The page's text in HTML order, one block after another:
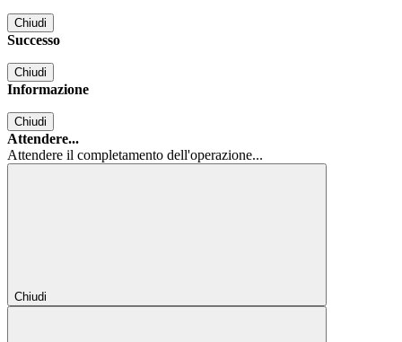
Chiudi
Successo
Chiudi
Informazione
Chiudi
Attendere...
Attendere il completamento dell'operazione...
Chiudi